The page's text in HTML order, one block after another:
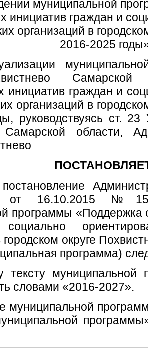
муниципальной
инициатив граждан и
организаций в
2016-2025
Самарской
инициатив граждан и
организаций в
руководствуясь ст. 23
области,
от 16.10.2015
программы «Поддержка
городском округе
программа)
тексту муниципальной
словами «2016-2027».
муниципальной